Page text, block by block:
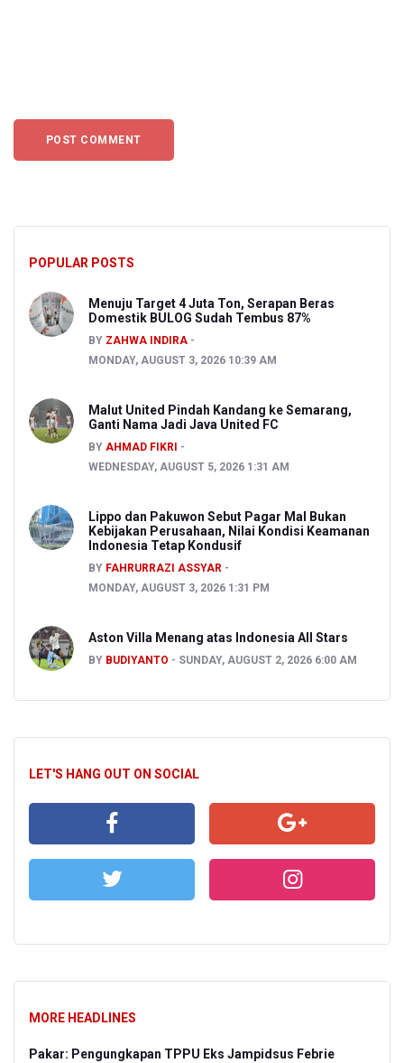
POPULAR POSTS
Menuju Target 4 Juta Ton, Serapan Beras
Domestik BULOG Sudah Tembus 87%
BY ZAHWA INDIRA
MONDAY, AUGUST 3, 2026 10:39 AM
Malut United Pindah Kandang ke Semarang,
Ganti Nama Jadi Java United FC
BY AHMAD FIKRI
WEDNESDAY, AUGUST 5, 2026 1:31 AM
Lippo dan Pakuwon Sebut Pagar Mal Bukan
Kebijakan Perusahaan, Nilai Kondisi Keamanan
Indonesia Tetap Kondusif
BY FAHRURRAZI ASSYAR
MONDAY, AUGUST 3, 2026 1:31 PM
Aston Villa Menang atas Indonesia All Stars
BY BUDIYANTO SUNDAY, AUGUST 2, 2026 6:00 AM
LET'S HANG OUT ON SOCIAL
MORE HEADLINES
Pakar: Pengungkapan TPPU Eks Jampidsus Febrie